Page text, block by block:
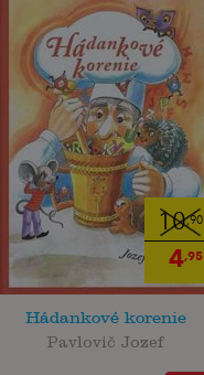
10,90
4,95
Hádankové korenie
Pavlovič Jozef